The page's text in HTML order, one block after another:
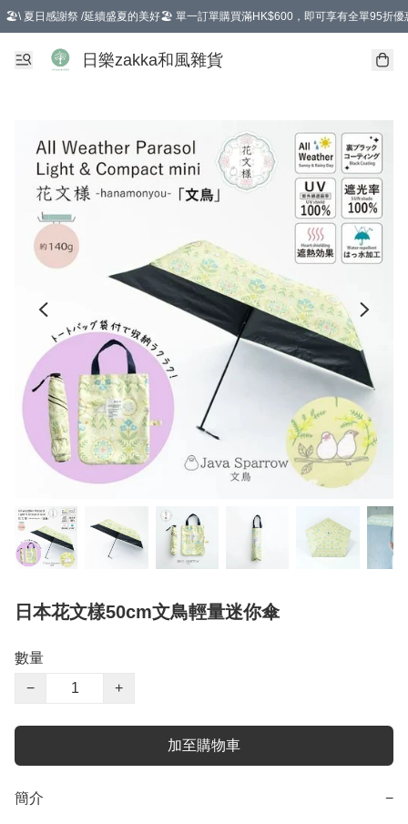
🏖️\ 夏日感謝祭 /延續盛夏的美好🏖️ 單一訂單購買滿HK$600，即可享有全單95折優
選擇GoGoX住宅/工商地址配送，單一訂單消費購物滿HK$680(折扣後），可享有
日樂zakka和風雜貨
日本花文樣50cm文鳥輕量迷你傘
數量
−
+
加至購物車
簡介 −